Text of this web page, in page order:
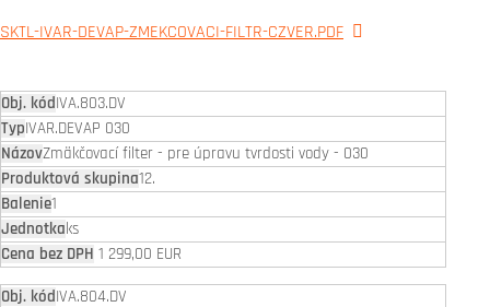
SKTL-IVAR-DEVAP-ZMEKCOVACI-FILTR-CZVER.PDF
IVA.803.DV
IVAR.DEVAP 030
Zmäkčovací filter - pre úpravu tvrdosti vody - 030
12.
1
ks
1 299,00 EUR
IVA.804.DV